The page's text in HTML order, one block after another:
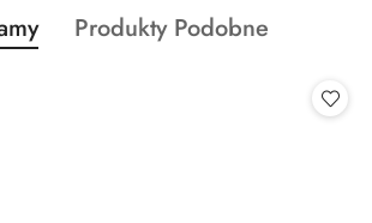
produktów
Produkty
Produkty Podobne